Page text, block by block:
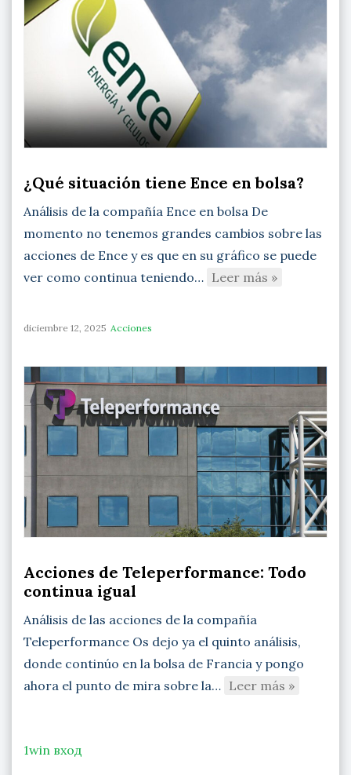
¿Qué situación tiene Ence en bolsa?
Análisis de la compañía Ence en bolsa De
momento no tenemos grandes cambios sobre las
acciones de Ence y es que en su gráfico se puede
ver como continua teniendo… Leer más »
diciembre 12, 2025 Acciones
Acciones de Teleperformance: Todo
continua igual
Análisis de las acciones de la compañía
Teleperformance Os dejo ya el quinto análisis,
donde continúo en la bolsa de Francia y pongo
ahora el punto de mira sobre la… Leer más »
1win вход